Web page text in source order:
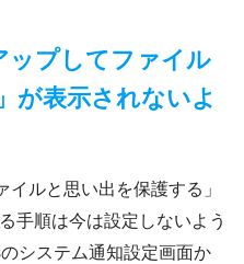
ップしてファイル
が表示されないよ
イルと思い出を保護する」
手順は今は設定しないよう
システム通知設定画面か